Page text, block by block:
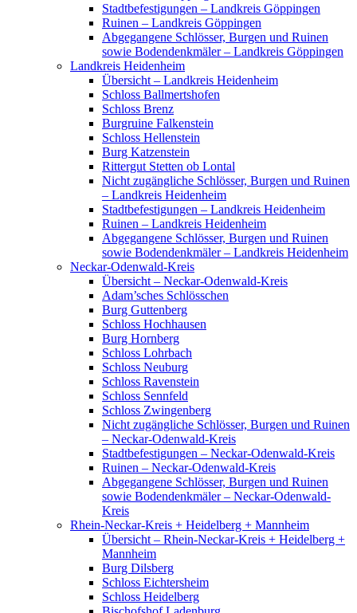
Stadtbefestigungen – Landkreis Göppingen
Ruinen – Landkreis Göppingen
Abgegangene Schlösser, Burgen und Ruinen
sowie Bodendenkmäler – Landkreis Göppingen
Landkreis Heidenheim
Übersicht – Landkreis Heidenheim
Schloss Ballmertshofen
Schloss Brenz
Burgruine Falkenstein
Schloss Hellenstein
Burg Katzenstein
Rittergut Stetten ob Lontal
Nicht zugängliche Schlösser, Burgen und Ruinen
– Landkreis Heidenheim
Stadtbefestigungen – Landkreis Heidenheim
Ruinen – Landkreis Heidenheim
Abgegangene Schlösser, Burgen und Ruinen
sowie Bodendenkmäler – Landkreis Heidenheim
Neckar-Odenwald-Kreis
Übersicht – Neckar-Odenwald-Kreis
Adam’sches Schlösschen
Burg Guttenberg
Schloss Hochhausen
Burg Hornberg
Schloss Lohrbach
Schloss Neuburg
Schloss Ravenstein
Schloss Sennfeld
Schloss Zwingenberg
Nicht zugängliche Schlösser, Burgen und Ruinen
– Neckar-Odenwald-Kreis
Stadtbefestigungen – Neckar-Odenwald-Kreis
Ruinen – Neckar-Odenwald-Kreis
Abgegangene Schlösser, Burgen und Ruinen
sowie Bodendenkmäler – Neckar-Odenwald-
Kreis
Rhein-Neckar-Kreis + Heidelberg + Mannheim
Übersicht – Rhein-Neckar-Kreis + Heidelberg +
Mannheim
Burg Dilsberg
Schloss Eichtersheim
Schloss Heidelberg